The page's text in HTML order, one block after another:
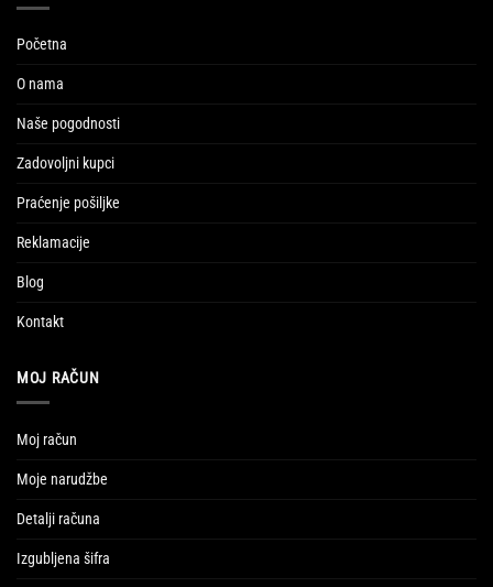
Početna
O nama
Naše pogodnosti
Zadovoljni kupci
Praćenje pošiljke
Reklamacije
Blog
Kontakt
MOJ RAČUN
Moj račun
Moje narudžbe
Detalji računa
Izgubljena šifra